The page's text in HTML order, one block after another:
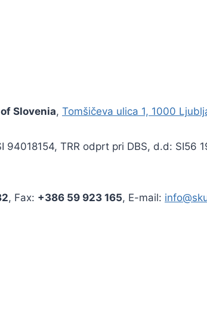
Slovenia, Tomšičeva ulica 1, 1000
TRR odprt pri DBS, d.d: SI56
, Fax: +386 59 923 165, E-mail: